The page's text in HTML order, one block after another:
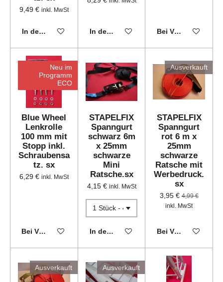
9,49 € inkl. MwSt
In den Warenkorb In den Warenkorb Bei Verfügbarkeit
Neu im
Programm
ECO
Blue Wheel
Lenkrolle
100 mm mit
Stopp inkl.
Schraubensa
tz. sx
6,29 € inkl. MwSt
Bei Verfügbarkeit benachrichtigen
STAPELFIX
Spanngurt
schwarz 6m
x 25mm
schwarze
Mini
Ratsche.sx
4,15 € inkl. MwSt
In den Warenkorb
Ausverkauft
STAPELFIX
Spanngurt
rot 6 m x
25mm
schwarze
Ratsche mit
Werbedruck.
sx
3,95 € 4,99 €
inkl. MwSt
Bei Verfügbarkeit
Ausverkauft Ausverkauft